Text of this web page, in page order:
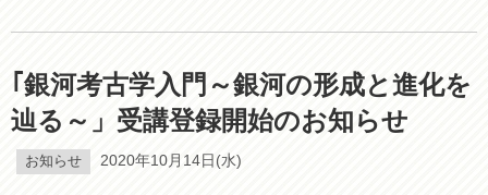
｢銀河考古学入門～銀河の形成と進化を
辿る～」受講登録開始のお知らせ
お知らせ 2020年10月14日(水)